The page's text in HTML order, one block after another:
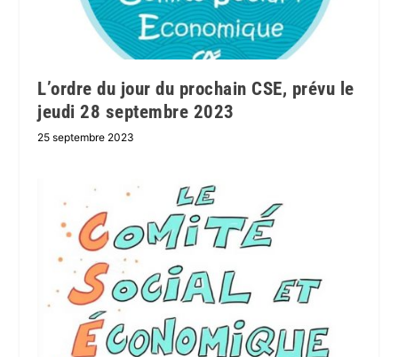
L’ordre du jour du prochain CSE, prévu le
jeudi 28 septembre 2023
25 septembre 2023